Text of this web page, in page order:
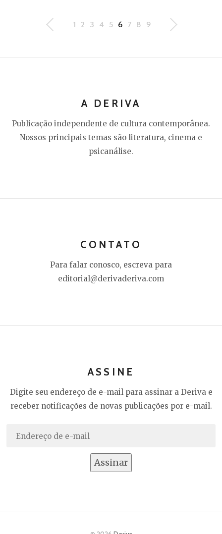
1 2 3 4 5 6 7 8 9
A DERIVA
Publicação independente de cultura contemporânea.
Nossos principais temas são literatura, cinema e
psicanálise.
CONTATO
Para falar conosco, escreva para
editorial@derivaderiva.com
ASSINE
Digite seu endereço de e-mail para assinar a Deriva e
receber notificações de novas publicações por e-mail.
Endereço
Assinar